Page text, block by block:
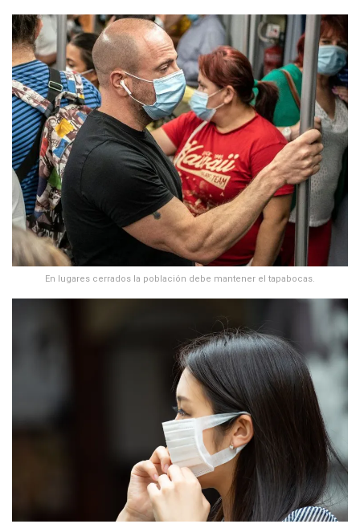
En lugares cerrados la población debe mantener el tapabocas.